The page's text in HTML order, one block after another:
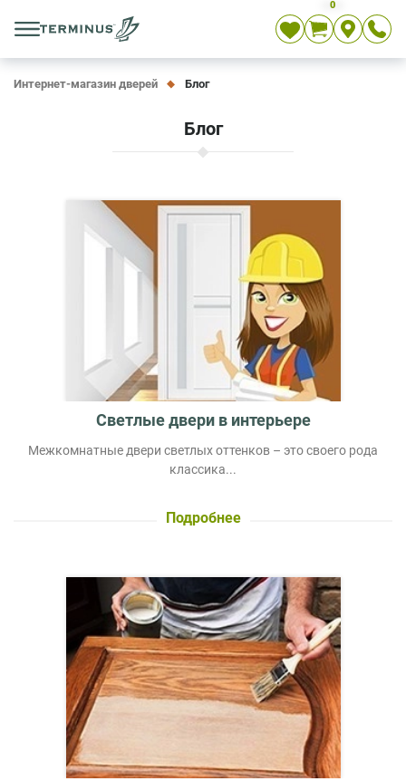
0
Интернет-магазин дверей Блог
Блог
Светлые двери в интерьере
Межкомнатные двери светлых оттенков – это своего рода
классика...
Подробнее